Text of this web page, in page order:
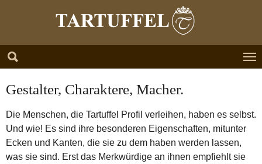
Gestalter, Charaktere, Macher.
Die Menschen, die Tartuffel Profil verleihen, haben es selbst.
Und wie! Es sind ihre besonderen Eigenschaften, mitunter
Ecken und Kanten, die sie zu dem haben werden lassen,
was sie sind. Erst das Merkwürdige an ihnen empfiehlt sie